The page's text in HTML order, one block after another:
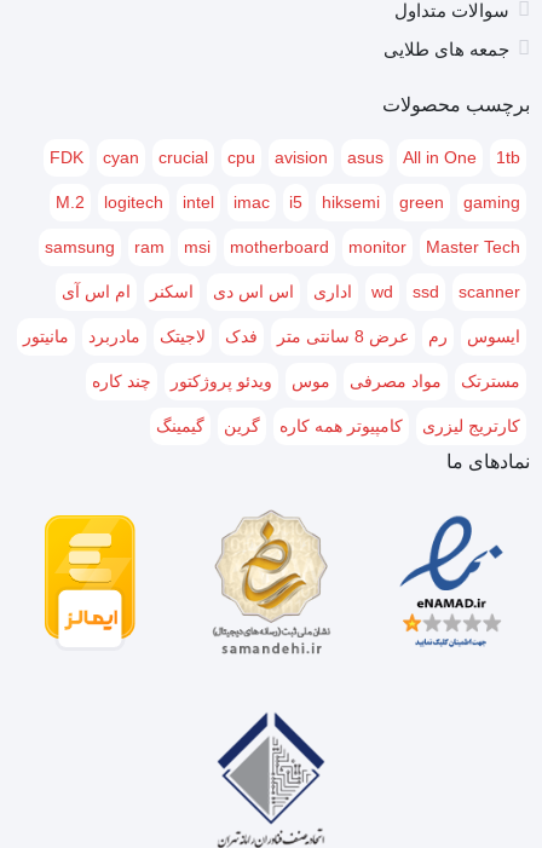
سوالات متداول
جمعه های طلایی
برچسب محصولات
1tb
All in One
asus
avision
cpu
crucial
cyan
FDK
gaming
green
hiksemi
i5
imac
intel
logitech
M.2
Master Tech
monitor
motherboard
msi
ram
samsung
scanner
ssd
wd اداری اس اس دی اسکنر ام اس آی
ایسوس رم عرض 8 سانتی متر فدک لاجیتک مادربرد مانیتور
مسترتک مواد مصرفی موس ویدئو پروژکتور چند کاره
کارتریج لیزری کامپیوتر همه کاره گرین گیمینگ
نمادهای ما